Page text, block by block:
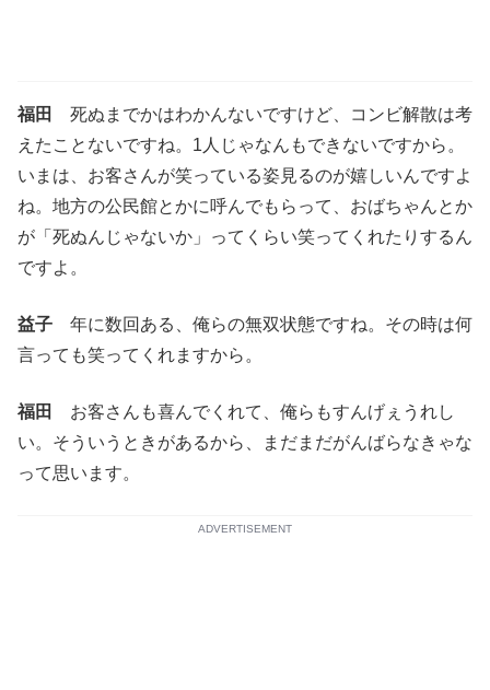
福田
死ぬまでかはわかんないですけど、コンビ解散は考
えたことないですね。1人じゃなんもできないですから。
いまは、お客さんが笑っている姿見るのが嬉しいんですよ
ね。地方の公民館とかに呼んでもらって、おばちゃんとか
が「死ぬんじゃないか」ってくらい笑ってくれたりするん
ですよ。
益子 年に数回ある、俺らの無双状態ですね。その時は何
言っても笑ってくれますから。
福田
お客さんも喜んでくれて、俺らもすんげぇうれし
い。そういうときがあるから、まだまだがんばらなきゃな
って思います。
ADVERTISEMENT